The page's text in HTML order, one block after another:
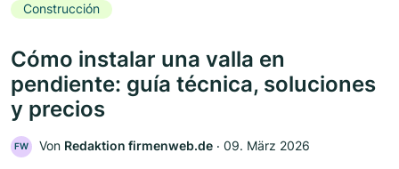
Construcción
Cómo instalar una valla en
pendiente: guía técnica, soluciones
y precios
FW Von Redaktion firmenweb.de ‧ 09. März 2026